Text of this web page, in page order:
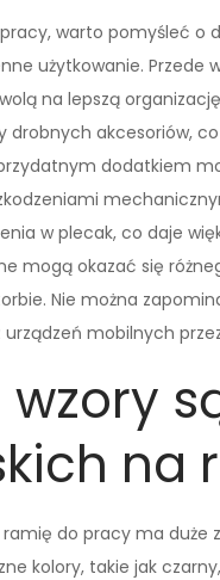
warto pomyśleć o
użytkowanie. Przede
na lepszą
akcesoriów,
dodatkiem
w plecak, co daje
mogą okazać się
Nie można
mobilnych
wzory
na
do pracy ma
kolory, takie jak